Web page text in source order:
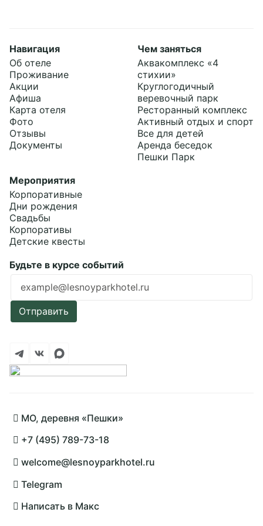
Принять все
Настройки cookies
Подробнее
Навигация
Об отеле
Проживание
Акции
Афиша
Карта отеля
Фото
Отзывы
Документы
Чем заняться
Аквакомплекс «4
стихии»
Круглогодичный
веревочный парк
Ресторанный комплекс
Активный отдых и спорт
Все для детей
Аренда беседок
Пешки Парк
Мероприятия
Корпоративные
Дни рождения
Свадьбы
Корпоративы
Детские квесты
Будьте в курсе событий
Ошибка заполнения
Отправить
МО, деревня «Пешки»
+7 (495) 789-73-18
welcome@lesnoyparkhotel.ru
Telegram
Написать в Макс